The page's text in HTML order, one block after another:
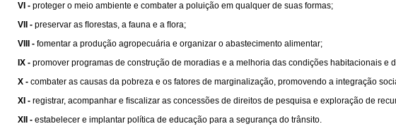
VI - proteger o meio ambiente e combater a poluição em qualquer de suas formas;
VII - preservar as ﬂorestas, a fauna e a ﬂora;
VIII - fomentar a produção agropecuária e organizar o abastecimento alimentar;
IX - promover programas de construção de moradias e a melhoria das condições habitacionais e
X - combater as causas da pobreza e os fatores de marginalização, promovendo a integração
XI - registrar, acompanhar e ﬁscalizar as concessões de direitos de pesquisa e exploração de
XII - estabelecer e implantar política de educação para a segurança do trânsito.